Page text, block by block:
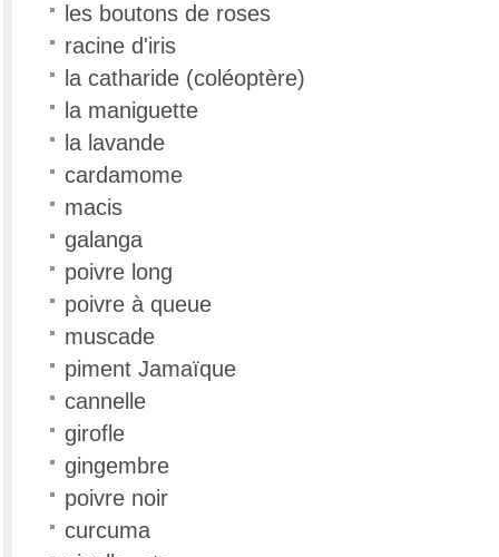
les boutons de roses
racine d'iris
la catharide (coléoptère)
la maniguette
la lavande
cardamome
macis
galanga
poivre long
poivre à queue
muscade
piment Jamaïque
cannelle
girofle
gingembre
poivre noir
curcuma